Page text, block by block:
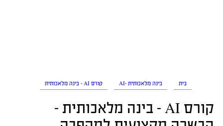
בית בינה מלאכותית -AI קורס AI – בינה מלאכותית
קורס AI – בינה מלאכותית –